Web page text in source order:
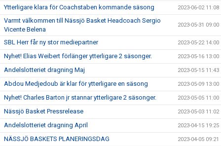
Ytterligare klara för Coachstaben kommande säsong 2023-06-02 11:08
Varmt välkommen till Nässjö Basket Headcoach Sergio
Vicente Belena
2023-05-31 09:00
SBL Herr får ny stor mediepartner 2023-05-22 14:00
Nyhet! Elias Weibert förlänger ytterligare 2 säsonger. 2023-05-16 13:00
Andelslotteriet dragning Maj 2023-05-15 11:43
Abdou Medjedoub är klar för ytterligare en säsong 2023-05-09 13:00
Nyhet! Charles Barton jr stannar ytterligare 2 säsonger. 2023-05-05 11:00
Nässjö Basket Pressrelease 2023-05-03 11:02
Andelslotteriet dragning April 2023-04-15 19:25
NÄSSJÖ BASKETS PLANERINGSDAG 2023-04-05 09:21